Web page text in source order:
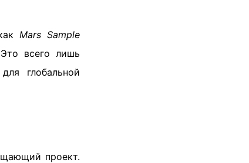
Mars Sample
всего лишь
глобальной
проект.